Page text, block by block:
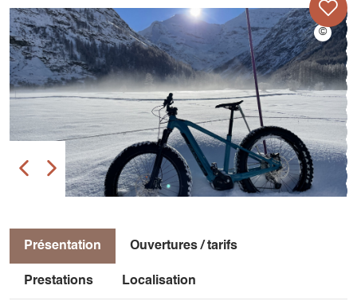
Présentation Ouvertures / tarifs
Prestations Localisation